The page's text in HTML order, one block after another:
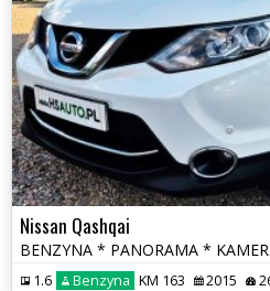
Nissan Qashqai
1.6 Benzyna KM 163 2015